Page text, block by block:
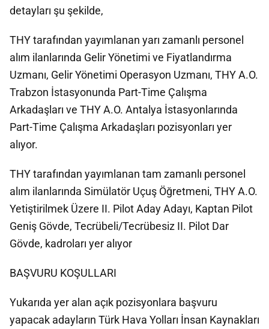
detayları şu şekilde,
THY tarafından yayımlanan yarı zamanlı personel
alım ilanlarında Gelir Yönetimi ve Fiyatlandırma
Uzmanı, Gelir Yönetimi Operasyon Uzmanı, THY A.O.
Trabzon İstasyonunda Part-Time Çalışma
Arkadaşları ve THY A.O. Antalya İstasyonlarında
Part-Time Çalışma Arkadaşları pozisyonları yer
alıyor.
THY tarafından yayımlanan tam zamanlı personel
alım ilanlarında Simülatör Uçuş Öğretmeni, THY A.O.
Yetiştirilmek Üzere II. Pilot Aday Adayı, Kaptan Pilot
Geniş Gövde, Tecrübeli/Tecrübesiz II. Pilot Dar
Gövde, kadroları yer alıyor
BAŞVURU KOŞULLARI
Yukarıda yer alan açık pozisyonlara başvuru
yapacak adayların Türk Hava Yolları İnsan Kaynakları